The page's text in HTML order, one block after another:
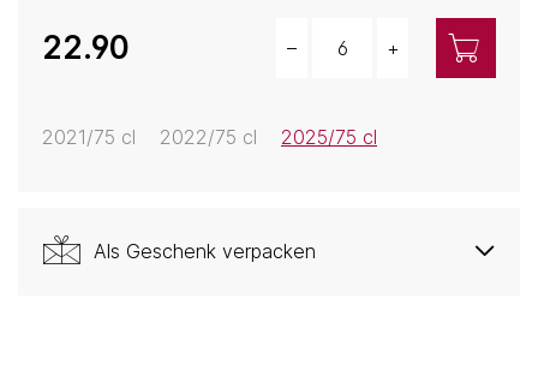
22.90 – +
2021/75 cl 2022/75 cl 2025/75 cl
Als Geschenk verpacken